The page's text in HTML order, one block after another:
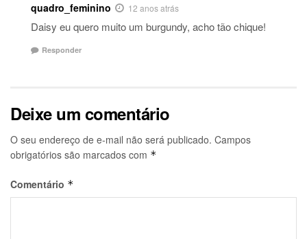
quadro_feminino 12 anos atrás
Daisy eu quero muito um burgundy, acho tão chique!
Responder
Deixe um comentário
O seu endereço de e-mail não será publicado. Campos
obrigatórios são marcados com *
Comentário *